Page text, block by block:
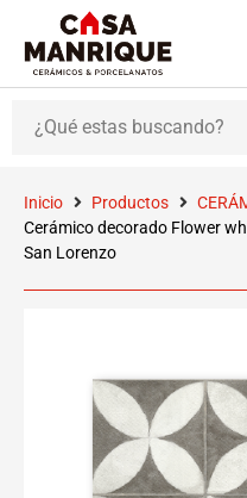
Inicio Productos
Cerámico decorado Flower
San Lorenzo